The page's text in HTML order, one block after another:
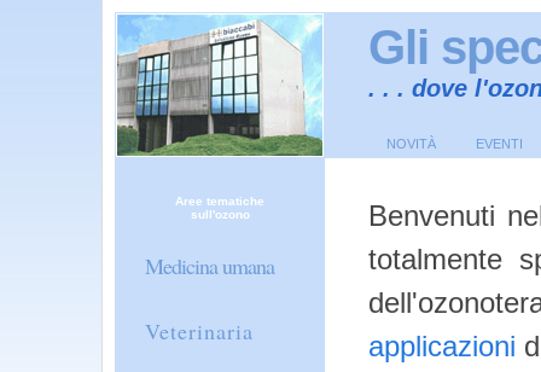
Gli
. . . dove
NOVITÀ EVENTI
Aree tematiche
sull'ozono
Medicina umana
Veterinaria
Benvenuti
totalmente
applicazioni